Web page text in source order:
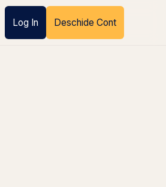
Log In Deschide Cont